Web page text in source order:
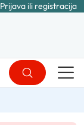
Prijava ili registracija